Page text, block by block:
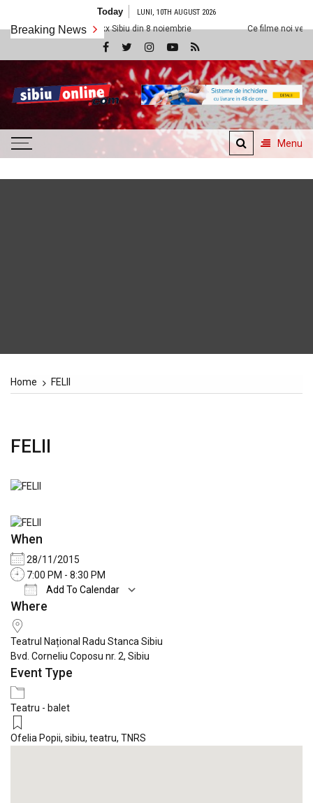
content
Today LUNI, 10TH AUGUST 2026
Breaking News
Cineplexx Sibiu din 8 noiembrie Ce filme noi vedem la Cineplexx
SibiuOnline.com
… locatii si evenimente din
Sibiu!!!
Menu
Home FELII
FELII
When
28/11/2015
7:00 PM - 8:30 PM
Add To Calendar
Download ICS
Where
Teatrul Național Radu Stanca Sibiu
Bvd. Corneliu Coposu nr. 2, Sibiu
Event Type
Teatru - balet
Ofelia Popii, sibiu, teatru, TNRS